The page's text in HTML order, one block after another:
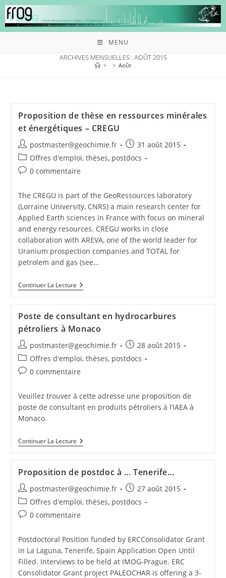
MENU
ARCHIVES MENSUELLES : AOÛT 2015
> > Août
Proposition de thèse en ressources minérales
et énergétiques – CREGU
postmaster@geochimie.fr
31 août 2015
Offres d'emploi, thèses, postdocs
0 commentaire
The CREGU is part of the GeoRessources laboratory
(Lorraine University, CNRS) a main research center for
Applied Earth sciences in France with focus on mineral
and energy resources. CREGU works in close
collaboration with AREVA, one of the world leader for
Uranium prospection companies and TOTAL for
petrolem and gas (see…
Continuer La Lecture
Poste de consultant en hydrocarbures
pétroliers à Monaco
postmaster@geochimie.fr
28 août 2015
Offres d'emploi, thèses, postdocs
0 commentaire
Veuillez trouver à cette adresse une proposition de
poste de consultant en produits pétroliers à l’IAEA à
Monaco.
Continuer La Lecture
Proposition de postdoc à … Tenerife…
postmaster@geochimie.fr
27 août 2015
Offres d'emploi, thèses, postdocs
0 commentaire
Postdoctoral Position funded by ERCConsolidator Grant
in La Laguna, Tenerife, Spain Application Open Until
Filled. Interviews to be held at IMOG-Prague. ERC
Consolidator Grant project PALEOCHAR is offering a 3-